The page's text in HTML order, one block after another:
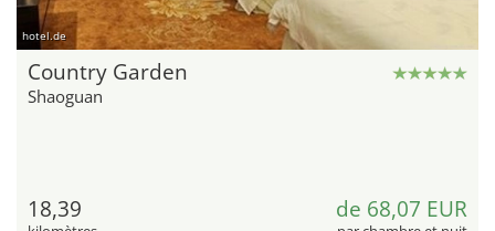
hotel.de
Country Garden
Shaoguan
18,39 de 68,07 EUR